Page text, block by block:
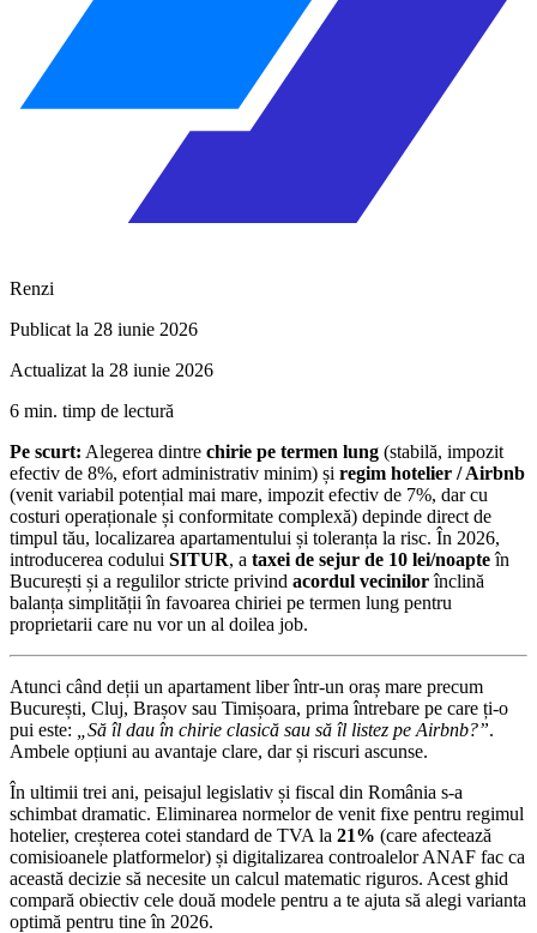
Renzi
Publicat la 28 iunie 2026
Actualizat la 28 iunie 2026
6 min. timp de lectură
Pe scurt: Alegerea dintre chirie pe termen lung (stabilă, impozit
efectiv de 8%, efort administrativ minim) și regim hotelier / Airbnb
(venit variabil potențial mai mare, impozit efectiv de 7%, dar cu
costuri operaționale și conformitate complexă) depinde direct de
timpul tău, localizarea apartamentului și toleranța la risc. În 2026,
introducerea codului SITUR, a taxei de sejur de 10 lei/noapteîn
București și a regulilor stricte privind acordul vecinilorînclină
balanța simplității în favoarea chiriei pe termen lung pentru
proprietarii care nu vor un al doilea job.
Atunci când deții un apartament liber într-un oraș mare precum
București, Cluj, Brașov sau Timișoara, prima întrebare pe care ți-o
pui este:
„Să îl dau în chirie clasică sau să îl listez pe Airbnb?”.
Ambele opțiuni au avantaje clare, dar și riscuri ascunse.
În ultimii trei ani, peisajul legislativ și fiscal din România s-a
schimbat dramatic. Eliminarea normelor de venit fixe pentru regimul
hotelier, creșterea cotei standard de TVA la 21% (care afectează
comisioanele platformelor) și digitalizarea controalelor ANAF fac ca
această decizie să necesite un calcul matematic riguros. Acest ghid
compară obiectiv cele două modele pentru a te ajuta să alegi varianta
optimă pentru tine în 2026.